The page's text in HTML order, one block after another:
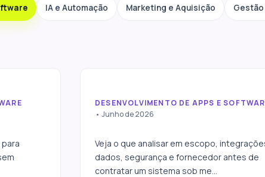
IA e Automação Marketing e Aquisição
O que avaliar antes de
medida
DESENVOLVIMENTO DE APPS E
• Junho de 2026
Veja o que analisar em escopo,
dados, segurança e fornecedor antes de
contratar um sistema sob me...